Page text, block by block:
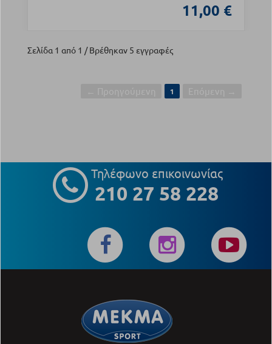
11,00 €
Σελίδα 1 από 1 / Βρέθηκαν 5 εγγραφές
1
Τηλέφωνο επικοινωνίας
210 27 58 228